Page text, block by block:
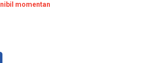
momentan